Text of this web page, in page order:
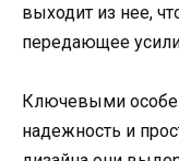
выходит из нее,
передающее
Ключевыми
надежность и